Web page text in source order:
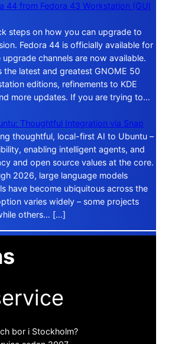
44 from Fedora 43 Workstation (GUI
steps on how you can upgrade to
Fedora 44 is officially available for
channels are now available.
the latest and greatest GNOME 50
editions, refinements to KDE
more updates. If you are trying to…
Thoughtful Integration via Snap
thoughtful, local-first AI to Ubuntu –
enabling intelligent agents, and
and open source values at the core.
2026, large language models
have become ubiquitous across the
varies widely – some projects
others… […]
bor i Stockholm?